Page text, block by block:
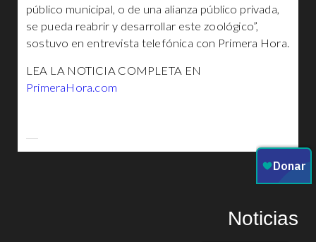
público municipal, o de una alianza público privada,
se pueda reabrir y desarrollar este zoológico”,
sostuvo en entrevista telefónica con Primera Hora.
LEA LA NOTICIA COMPLETA EN
PrimeraHora.com
Noticias